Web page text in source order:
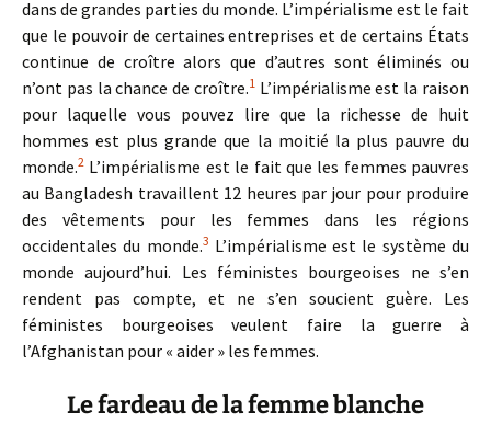
dans de grandes parties du monde. L’impérialisme est le fait
que le pouvoir de certaines entreprises et de certains États
continue de croître alors que d’autres sont éliminés ou
n’ont pas la chance de croître.1L’impérialisme est la raison
pour laquelle vous pouvez lire que la richesse de huit
hommes est plus grande que la moitié la plus pauvre du
monde.2 L’impérialisme est le fait que les femmes pauvres
au Bangladesh travaillent 12 heures par jour pour produire
des vêtements pour les femmes dans les régions
occidentales du monde.3 L’impérialisme est le système du
monde aujourd’hui. Les féministes bourgeoises ne s’en
rendent pas compte, et ne s’en soucient guère. Les
féministes bourgeoises veulent faire la guerre à
l’Afghanistan pour « aider » les femmes.
Le fardeau de la femme blanche